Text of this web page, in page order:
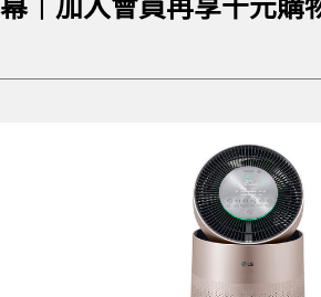
幕｜加入會員再享千元購